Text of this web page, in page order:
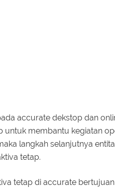
accurate dekstop dan
untuk membantu kegiatan
langkah selanjutnya
tetap.
tetap di accurate